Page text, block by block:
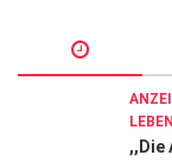
,,Die